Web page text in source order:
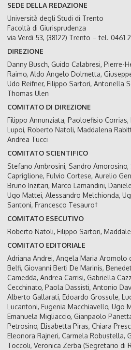
SEDE DELLA REDAZIONE
Università degli Studi di Trento
Facoltà di Giurisprudenza
via Verdi 53, (38122) Trento – tel. 0461
DIREZIONE
Danny Busch, Guido Calabresi, Pierre-
Raimo, Aldo Angelo Dolmetta,
Udo Reifner, Filippo Sartori, Antonella
Thomas Ulen
COMITATO DI DIREZIONE
Filippo Annunziata, Paoloefisio
Lupoi, Roberto Natoli, Maddalena
Andrea Tucci
COMITATO SCIENTIFICO
Stefano Ambrosini, Sandro
Capriglione, Fulvio Cortese, Aurelio
Bruno Inzitari, Marco Lamandini,
Ugo Mattei, Alessandro Melchionda,
Santoni, Francesco Tesauro†
COMITATO ESECUTIVO
Roberto Natoli, Filippo Sartori,
COMITATO EDITORIALE
Adriana Andrei, Angela Maria Aromolo
Belfi, Giovanni Berti De Marinis,
Camedda, Andrea Carrisi, Gabriella
Cecchinato, Paola Dassisti, Antonio
Alberto Gallarati, Edoardo Grossule,
Lucantoni, Eugenia Macchiavello, Ugo
Emanuela Migliaccio, Gianpaolo
Petrosino, Elisabetta Piras, Chiara
Eleonora Rajneri, Carmela Robustella,
Toccoli, Veronica Zerba (Segretario di